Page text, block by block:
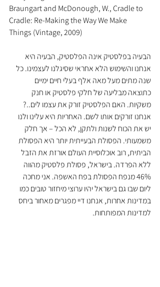
Braungart and McDonough, W., Cradle to
Cradle: Re-Making the Way We Make
Things (Vintage, 2009)
הבעיה בפלסטיק אינה הפלסטיק, הבעיה היא
אנחנו והשימוש הלא אחראי שסיגלנו לעצמינו. כל
שנה מתים מעל מאה אלף בעלי חיים ימיים
כתוצאה מבליעה של חלקי פלסטיק או חנק
משקיות. האם הפלסטיק זורק את עצמו לים..?
אנחנו זורקים אותו לשם. האחריות היא עלינו ולנו
יש את הכוח לשנות ולתקן, לא הכל – אך חלק
משמעותי. הפסולת הבעייתית יותר היא הפסולת
הביתית, רוב אוכלוסיית העולם אורזת את הזבל
ללא הפרדה. בישראל, פסולת פלסטיק מהווה
46% מנפח הפסולת בפח האשפה. אני מחכה
ליום שבו גם בישראל יהיו ערוצי מיחזור טובים כמו
במדינות אחרות, אנחנו דיי מפגרים מאחור ביחס
למדינות המפותחות.